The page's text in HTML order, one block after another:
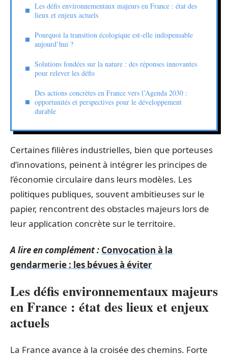
Les défis environnementaux majeurs en France : état des
lieux et enjeux actuels
Pourquoi la transition écologique est-elle indispensable
aujourd’hui ?
Solutions fondées sur la nature : des réponses innovantes
pour relever les défis
Des actions concrètes en France vers l’Agenda 2030 :
opportunités et perspectives pour le développement
durable
Certaines filières industrielles, bien que porteuses
d’innovations, peinent à intégrer les principes de
l’économie circulaire dans leurs modèles. Les
politiques publiques, souvent ambitieuses sur le
papier, rencontrent des obstacles majeurs lors de
leur application concrète sur le territoire.
A lire en complément : Convocation à la
gendarmerie : les bévues à éviter
Les défis environnementaux majeurs
en France : état des lieux et enjeux
actuels
La France avance à la croisée des chemins. Forte